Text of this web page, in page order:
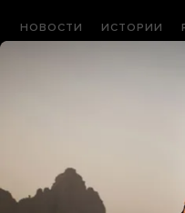
НОВОСТИ ИСТОРИИ